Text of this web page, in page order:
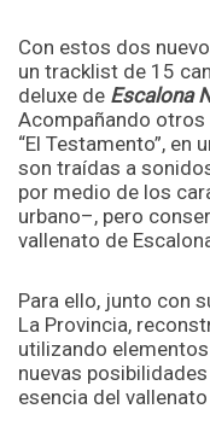
Con estos dos
un tracklist de 15
deluxe de Escalona
Acompañando otros
“El Testamento”,
son traídas a
por medio de los
urbano–, pero
vallenato de
Para ello, junto con
La Provincia,
utilizando
nuevas
esencia del